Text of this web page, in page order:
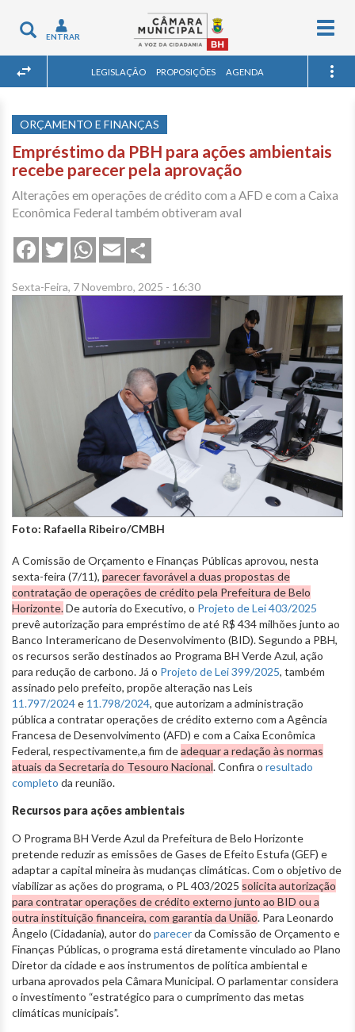
Toggle
navigation
ENTRAR
LEGISLAÇÃO PROPOSIÇÕES AGENDA
ORÇAMENTO E FINANÇAS
Empréstimo da PBH para ações ambientais
recebe parecer pela aprovação
Alterações em operações de crédito com a AFD e com a Caixa
Econômica Federal também obtiveram aval
FacebookTwitterWhatsApp
Email
Sexta-Feira, 7 Novembro, 2025 - 16:30
Foto: Rafaella Ribeiro/CMBH
A Comissão de Orçamento e Finanças Públicas aprovou, nesta
sexta-feira (7/11), parecer favorável a duas propostas de
contratação de operações de crédito pela Prefeitura de Belo
Horizonte.De autoria do Executivo, o Projeto de Lei 403/2025
prevê autorização para empréstimo de até R$ 434 milhões junto ao
Banco Interamericano de Desenvolvimento (BID). Segundo a PBH,
os recursos serão destinados ao Programa BH Verde Azul, ação
para redução de carbono. Já o Projeto de Lei 399/2025, também
assinado pelo prefeito, propõe alteração nas Leis
11.797/2024e 11.798/2024, que autorizam a administração
pública a contratar operações de crédito externo com a Agência
Francesa de Desenvolvimento (AFD) e com a Caixa Econômica
Federal, respectivamente,a fim deadequar a redação às normas
atuais da Secretaria do Tesouro Nacional. Confira o resultado
completo da reunião.
Recursos para ações ambientais
O Programa BH Verde Azul da Prefeitura de Belo Horizonte
pretende reduzir as emissões de Gases de Efeito Estufa (GEF) e
adaptar a capital mineira às mudanças climáticas. Com o objetivo de
viabilizar as ações do programa, o PL 403/2025 solicita autorização
para contratar operações de crédito externo junto ao BID ou a
outra instituição financeira, com garantia da União. Para Leonardo
Ângelo (Cidadania), autor do parecerda Comissão de Orçamento e
Finanças Públicas, o programa está diretamente vinculado ao Plano
Diretor da cidade e aos instrumentos de política ambiental e
urbana aprovados pela Câmara Municipal. O parlamentar considera
o investimento “estratégico para o cumprimento das metas
climáticas municipais”.